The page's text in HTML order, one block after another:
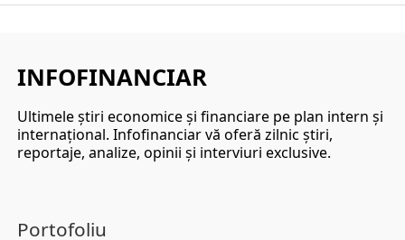
INFOFINANCIAR
Ultimele ştiri economice şi financiare pe plan intern şi
internaţional. Infofinanciar vă oferă zilnic ştiri,
reportaje, analize, opinii şi interviuri exclusive.
Portofoliu